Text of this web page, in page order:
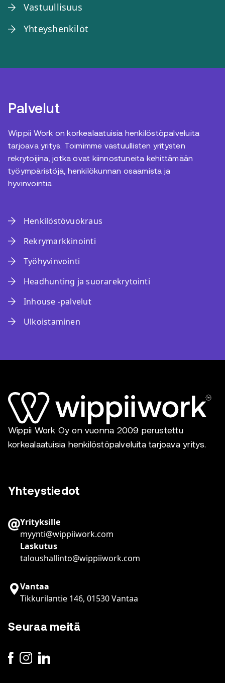
Vastuullisuus
Yhteyshenkilöt
Palvelut
Wippii Work on korkealaatuisia henkilöstöpalveluita
tarjoava yritys. Toimimme vastuullisten yritysten
rekrytoijina, jotka ovat kiinnostuneita kehittämään
työympäristöjä, henkilökunnan osaamista ja
hyvinvointia.
Henkilöstövuokraus
Rekrymarkkinointi
Työhyvinvointi
Headhunting ja suorarekrytointi
Inhouse -palvelut
Ulkoistaminen
Wippii Work Oy on vuonna 2009 perustettu
korkealaatuisia henkilöstöpalveluita tarjoava yritys.
Yhteystiedot
Yrityksille
myynti@wippiiwork.com
Laskutus
taloushallinto@wippiiwork.com
Vantaa
Tikkurilantie 146, 01530 Vantaa
Seuraa meitä